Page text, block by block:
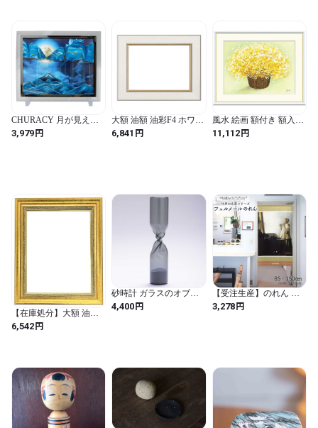
-----------------
【他】
・領収書が必要な場合備考欄に記載してください。
・配送方法はゆうパック、または西濃運輸とさせて頂きます。
（お選びいただけませんのでご注意ください。）
CHURACY 月が見え隠
れする サンドピクチャ
ー 置き型 アート 砂 イン
3,979円
大額 油額 油彩F4 ホワイ
ト 8163 素材:樹脂製 (ホ
ワイト / F4 / スタイリッ
6,841 円
風水 絵画 額付き 額入り
アート 花の絵 しあわせ
のブーケ 洋美 現代作家
11,112円
【在庫処分】大額 油額
油彩F4 ゴールド 8164 素
材:樹脂製
6,542円
砂時計 ガラスのオブジ
ェ 芸術作品 100percent
100% STUDIO COHAKU
4,400円
【受注生産】のれん フ
ェルメール 真珠の首飾
りの女 西洋画 グッズ 名
3,278円